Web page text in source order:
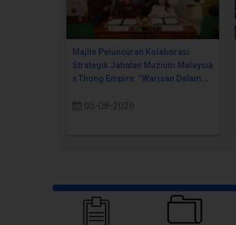
Majlis Peluncuran Kolaborasi
Strategik Jabatan Muzium Malaysia
x Thong Empire: “Warisan Dalam
05-08-2026